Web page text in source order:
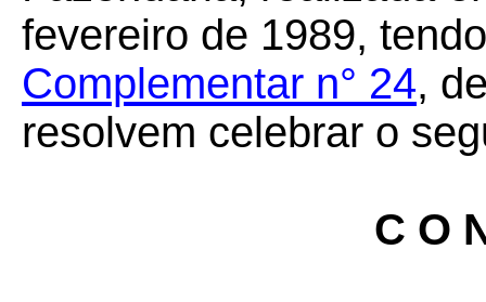
fevereiro de 1989,
Complementar n° 24,
resolvem celebrar o
C O